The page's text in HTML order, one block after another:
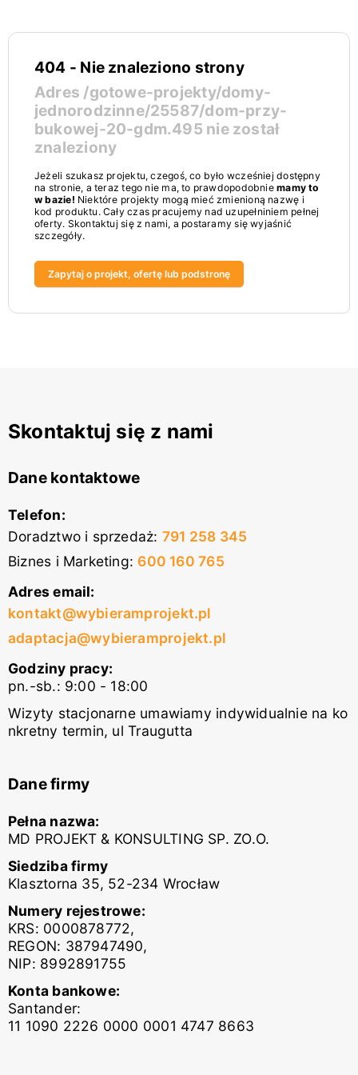
404 - Nie znaleziono strony
Adres /gotowe-projekty/domy-
jednorodzinne/25587/dom-przy-
bukowej-20-gdm.495 nie został
znaleziony
Jeżeli szukasz projektu, czegoś, co było wcześniej dostępny
na stronie, a teraz tego nie ma, to prawdopodobniemamy to
w bazie! Niektóre projekty mogą mieć zmienioną nazwę i
kod produktu. Cały czas pracujemy nad uzupełniniem pełnej
oferty. Skontaktuj się z nami, a postaramy się wyjaśnić
szczegóły.
Zapytaj o projekt, ofertę lub podstronę
Skontaktuj się z nami
Dane kontaktowe
Telefon:
Doradztwo i sprzedaż: 791 258 345
Biznes i Marketing: 600 160 765
Adres email:
kontakt@wybieramprojekt.pl
adaptacja@wybieramprojekt.pl
Godziny pracy:
pn.-sb.: 9:00 - 18:00
Wizyty stacjonarne umawiamy indywidualnie na ko
nkretny termin, ul Traugutta
Dane firmy
Pełna nazwa:
MD PROJEKT & KONSULTING SP. ZO.O.
Siedziba firmy
Klasztorna 35, 52-234 Wrocław
Numery rejestrowe:
KRS: 0000878772,
REGON: 387947490,
NIP: 8992891755
Konta bankowe:
Santander:
11 1090 2226 0000 0001 4747 8663